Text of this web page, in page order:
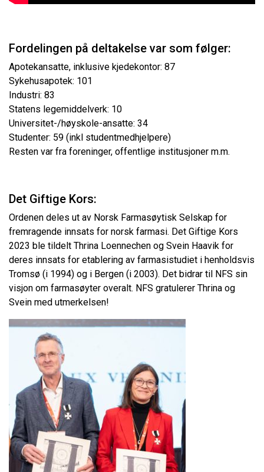
Fordelingen på deltakelse var som følger:
Apotekansatte, inklusive kjedekontor: 87
Sykehusapotek: 101
Industri: 83
Statens legemiddelverk: 10
Universitet-/høyskole-ansatte: 34
Studenter: 59 (inkl studentmedhjelpere)
Resten var fra foreninger, offentlige institusjoner m.m.
Det Giftige Kors:
Ordenen deles ut av Norsk Farmasøytisk Selskap for
fremragende innsats for norsk farmasi. Det Giftige Kors
2023 ble tildelt Thrina Loennechen og Svein Haavik for
deres innsats for etablering av farmasistudiet i henholdsvis
Tromsø (i 1994) og i Bergen (i 2003). Det bidrar til NFS sin
visjon om farmasøyter overalt. NFS gratulerer Thrina og
Svein med utmerkelsen!